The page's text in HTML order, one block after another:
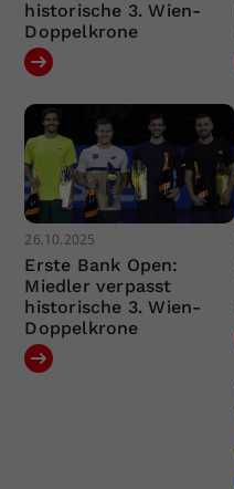
historische 3. Wien-
Doppelkrone
26.10.2025
Erste Bank Open:
Miedler verpasst
historische 3. Wien-
Doppelkrone